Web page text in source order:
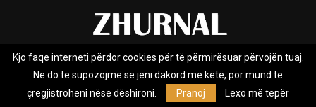
Rreth nesh Impresumi Marketing
Privacy Policy
Kjo faqe interneti përdor cookies për të përmirësuar përvojën tuaj.
Ne do të supozojmë se jeni dakord me këtë, por mund të
çregjistroheni nëse dëshironi.
Pranoj Lexo më tepër